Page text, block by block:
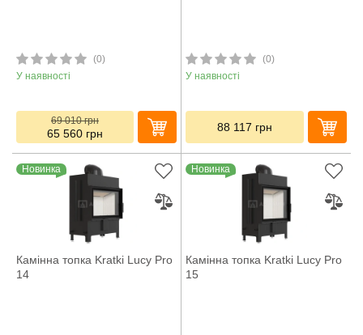
(0)
У наявності
69 010грн
65 560 грн
(0)
У наявності
88 117 грн
Новинка
Камінна топка Kratki Lucy Pro
14
Новинка
Камінна топка Kratki Lucy Pro
15